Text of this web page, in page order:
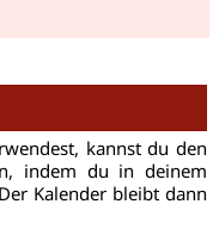
kannst du den
indem du in deinem
Kalender bleibt dann